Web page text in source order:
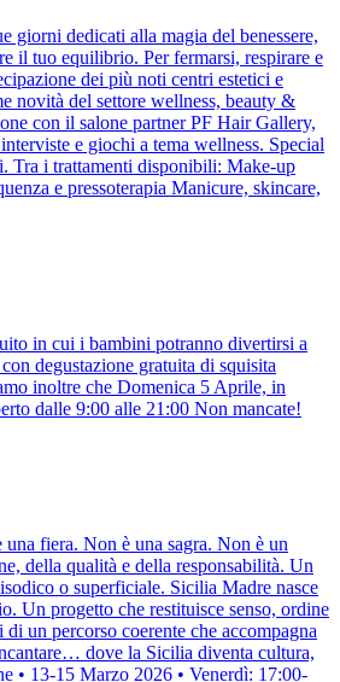
giorni dedicati alla magia del benessere,
il tuo equilibrio. Per fermarsi, respirare e
dei più noti centri estetici e
novità del settore wellness, beauty &
con il salone partner PF Hair Gallery,
e giochi a tema wellness. Special
Tra i trattamenti disponibili: Make-up
e pressoterapia Manicure, skincare,
in cui i bambini potranno divertirsi a
degustazione gratuita di squisita
inoltre che Domenica 5 Aprile, in
dalle 9:00 alle 21:00 Non mancate!
fiera. Non è una sagra. Non è un
della qualità e della responsabilità. Un
o superficiale. Sicilia Madre nasce
Un progetto che restituisce senso, ordine
un percorso coerente che accompagna
dove la Sicilia diventa cultura,
• 13-15 Marzo 2026 • Venerdì: 17:00-